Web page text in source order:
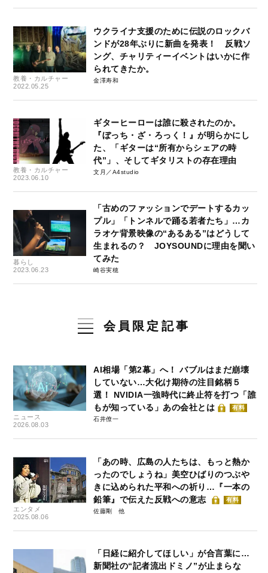
教養・カルチャー
2022.05.25
ウクライナ支援のために伝説のロックバ
ンドが28年ぶりに新曲を発表！ 反戦ソ
ング、チャリティーイベントはいかに作
られてきたか。
金澤寿和
教養・カルチャー
2023.06.10
ギターヒーローは誰に殺されたのか。
『ぼっち・ざ・ろっく！』が明らかにし
た、「ギターは“所有からシェアの時
代”」、そしてギタリストの存在理由
文月／A4studio
暮らし
2023.06.23
「古めのファッションでデートするカッ
プル」「トンネルで踊る若者たち」…カ
ラオケ背景映像の“あるある”はどうして
生まれるの？ JOYSOUNDに理由を聞い
てみた
崎谷実穂
会員限定記事
ニュース
2026.08.03
AI相場「第2幕」へ！ バブルはまだ崩壊
していない…大化け期待の注目銘柄５
選！ NVIDIA一強時代に終止符を打つ「誰
もが知っている」あの会社とは
有料
石井僚一
エンタメ
2025.08.06
「あの時、広島の人たちは、もっと熱か
ったのでしょうね」美空ひばりのつぶや
きに込められた平和への祈り…『一本の
鉛筆』で伝えた反戦への意志
有料
佐藤剛
「日経に紹介してほしい」が合言葉に…
新聞社の“記者流出ドミノ”が止まらな